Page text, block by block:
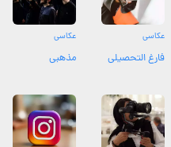
عکاسی
فارغ التحصیلی
عکاسی
مذهبی